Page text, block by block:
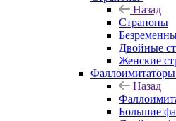
Назад
Страпоны
Двойные
Женские
Фаллоимитаторы
Назад
Большие